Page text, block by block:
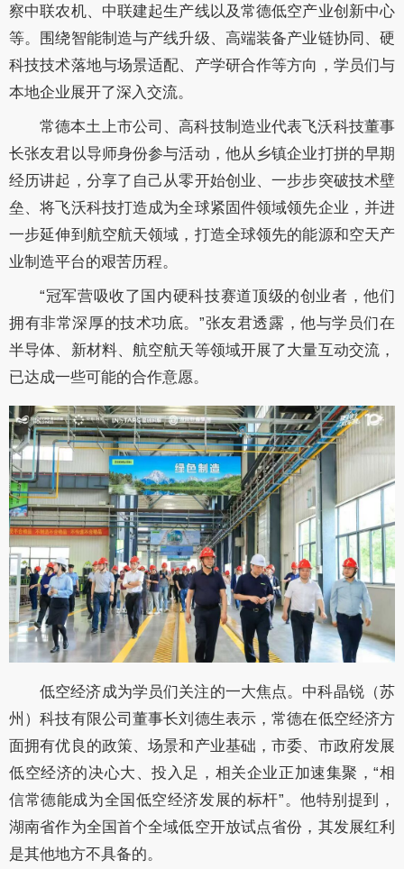
察中联农机、 中联建起生产线以及常德低空产业创新中心
等。围绕智能制造与产线升级、高端装备产业链协同、硬
科技技术落地与场景适配、产学研合作等方向，学员们与
本地企业展开了深入交流。
常德本土上市公司、高科技制造业代表飞沃科技董事
长张友君以导师身份参与活动，他从乡镇企业打拼的早期
经历讲起，分享了自己从零开始创业、一步步突破技术壁
垒、将飞沃科技打造成为全球紧固件领域领先企业， 并进
一步延伸到航空航天领域，打造全球领先的能源和空天产
业制造平台的艰苦历程。
“冠军营吸收了国内硬科技赛道顶级的创业者，他们
拥有非常深厚的技术功底。”张友君透露，他与学员们在
半导体、新材料、航空航天等领域开展了大量互动交流，
已达成一些可能的合作意愿。
低空经济成为学员们关注的一大焦点。中科晶锐（苏
州）科技有限公司董事长刘德生表示，常德在低空经济方
面拥有优良的政策、场景和产业基础，市委、市政府发展
低空经济的决心大、投入足，相关企业正加速集聚，“相
信常德能成为全国低空经济发展的标杆”。他特别提到，
湖南省作为全国首个全域低空开放试点省份，其发展红利
是其他地方不具备的。